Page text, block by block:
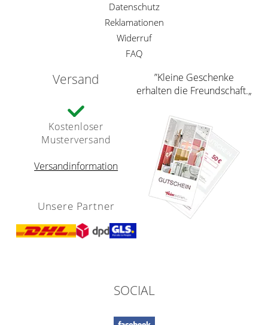
Datenschutz
Reklamationen
Widerruf
FAQ
Versand
Kostenloser
Musterversand
Versandinformation
Unsere Partner
”Kleine Geschenke
erhalten die Freundschaft.„
SOCIAL